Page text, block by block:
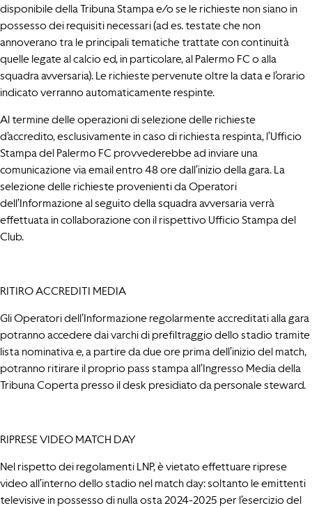
disponibile della Tribuna Stampa e/o se le richieste non siano in
possesso dei requisiti necessari (ad es. testate che non
annoverano tra le principali tematiche trattate con continuità
quelle legate al calcio ed, in particolare, al Palermo FC o alla
squadra avversaria). Le richieste pervenute oltre la data e l’orario
indicato verranno automaticamente respinte.
Al termine delle operazioni di selezione delle richieste
d’accredito, esclusivamente in caso di richiesta respinta, l’Ufficio
Stampa del Palermo FC provvederebbe ad inviare una
comunicazione via email entro 48 ore dall’inizio della gara. La
selezione delle richieste provenienti da Operatori
dell’Informazione al seguito della squadra avversaria verrà
effettuata in collaborazione con il rispettivo Ufficio Stampa del
Club.
RITIRO ACCREDITI MEDIA
Gli Operatori dell’Informazione regolarmente accreditati alla gara
potranno accedere dai varchi di prefiltraggio dello stadio tramite
lista nominativa e, a partire da due ore prima dell’inizio del match,
potranno ritirare il proprio pass stampa all’Ingresso Media della
Tribuna Coperta presso il desk presidiato da personale steward.
RIPRESE VIDEO MATCH DAY
Nel rispetto dei regolamenti LNP, è vietato effettuare riprese
video all’interno dello stadio nel match day: soltanto le emittenti
televisive in possesso di nulla osta 2024-2025 per l’esercizio del